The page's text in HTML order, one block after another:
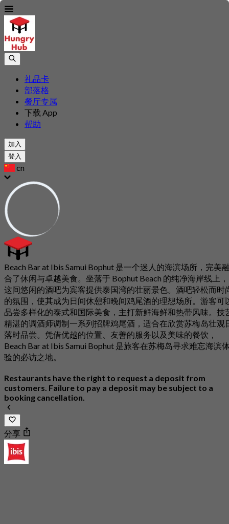
礼品卡
部落格
餐厅专属
下载 App
帮助
加入
登入
cn
Beach Bar at Ibis Samui Bophut 是一个迷人的海滨场所，完美
合了休闲与卓越美食。坐落于 Bophut Beach 的纯净海岸线上，
这间悠闲的酒吧为宾客提供泰国湾的壮丽景色。酒吧轻松而时
的氛围，使其成为日间休憩和晚间鸡尾酒的理想场所。游客可
品尝多样化的泰式和国际美食，主打新鲜海鲜和热带风味。技
精湛的调酒师调制一系列招牌鸡尾酒，适合在欣赏苏梅岛壮观
落时品尝。凭借优越的位置、友善的服务以及美味的餐饮，
Beach Bar at Ibis Samui Bophut 是旅客在苏梅岛寻求难忘海滨
验的必访之地。
Restaurants have the right to request a deposit from
customers. Failure to pay a deposit may be subject to a
booking cancellation.
分享